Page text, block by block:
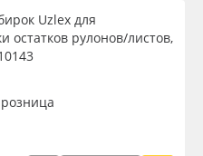
Uzlex для
остатков рулонов/листов,
розница